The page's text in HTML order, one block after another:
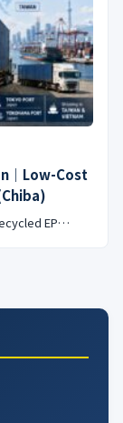
▼
▼
▼
｜Low-Cost
EP…